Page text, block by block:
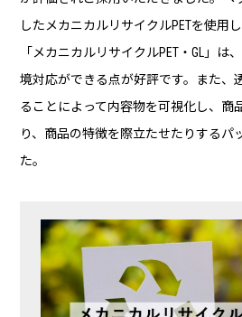
したメカニカルリサイクルPETを使用
「メカニカルリサイクルPET・GL」は
境対応ができる点が好評です。また、
ることによって内容物を可視化し、商
り、商品の特徴を際立たせたりするパ
た。